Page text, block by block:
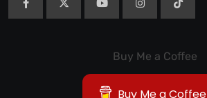
Buy Me a Coffee
Buy Me a Coffee